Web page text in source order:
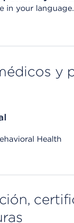
in your language.
y
Health